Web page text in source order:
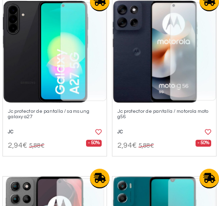
Jc protector de pantalla / samsung
galaxy a27
JC
2,94€ 5,88€ - 50%
Jc protector de pantalla / motorola moto
g56
JC
2,94€ 5,88€ - 50%